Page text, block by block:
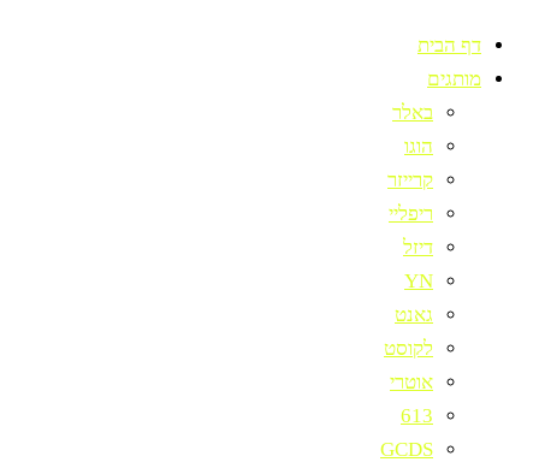
דף הבית
מותגים
באלר
הוגו
קרייזר
ריפליי
דיזל
YN
גאנט
לקוסט
אוטרי
613
GCDS